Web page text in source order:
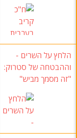
הלחץ על השרים -
וההבטחה של סטרוק:
"זה מסמך מביש"